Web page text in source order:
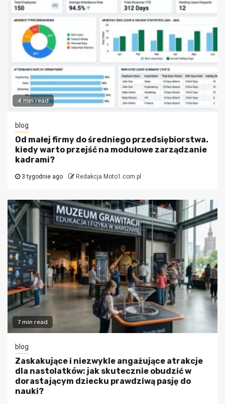
4 min read
blog
Od małej firmy do średniego przedsiębiorstwa.
kiedy warto przejść na modułowe zarządzanie
kadrami?
3 tygodnie ago Redakcja Moto1.com.pl
7 min read
blog
Zaskakujące i niezwykle angażujące atrakcje
dla nastolatków: jak skutecznie obudzić w
dorastającym dziecku prawdziwą pasję do
nauki?